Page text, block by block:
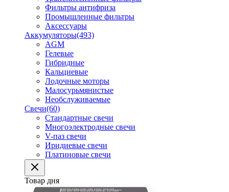
Фильтры антифриза
Промышленные фильтры
Аксессуары
Аккумуляторы(493)
AGM
Гелевые
Гибридные
Кальциевые
Лодочные моторы
Малосурьмянистые
Необслуживаемые
Свечи(60)
Стандартные свечи
Многоэлектродные свечи
V-паз свечи
Иридиевые свечи
Платиновые свечи
Товар дня